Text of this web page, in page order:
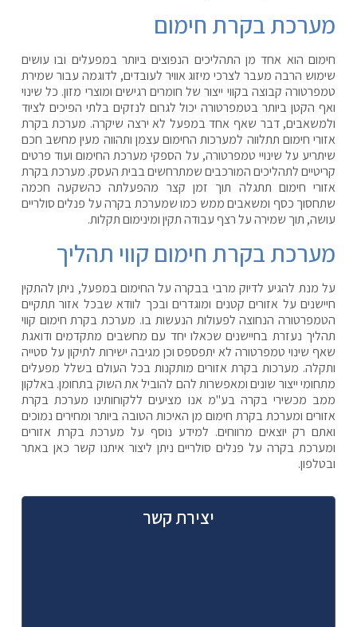
מערכת בקרת חימום
חימום הוא אחד מן התהליכים הנפוצים ביותר במפעלים ובו עושים
שימוש הרבה מעבר לצרכי מיזוג אוויר לעובדים, לדוגמה עבור שמירת
טמפרטורה קבוצה בקווי ייצור של חומרים רגישים ומוצרי מזון. כל שינוי
ואף הקטן ביותר בטמפרטורה יכול לגרום לנזקים בלתי הפיכים לציוד
ולמשאבים, דבר שאף אחד במפעל לא ירצה שיקרה. מערכת בקרת
אזורי חימום תתלווה למערכות החימום עצמן ותהווה מעין מחשב חכם
שיתריע על שינויי טמפרטורה, על הספקי מערכת החימום ועוד פרטים
קריטיים לתהליכים המורכבים שמתרחשים בבית העסק. מערכת בקרת
אזורי חימום תתגלה תוך זמן קצר מהפעלתה כהשקעה חכמה
שתחסוך כסף ומשאבים ממש כמו שמערכת בקרה על פנלים סולריים
עושה, תוך שמירה על רצף עבודה תקין ומינימום תקלות.
מערכת בקרת חימום קווי תהליך
על מנת להגיע לדיוק מרבי בבקרה על החימום במפעל, ניתן להתקין
חיישנים על אזורים קטנים ומוגדרים ובכך לוודא שבכל אזור תתקיים
הטמפרטורה הנחוצה לפעולות הנעשות בו. מערכת בקרת חימום קווי
תהליך נעזרת בחיישנים שכאלו יחד עם מחשבים מתקדמים ודואגת
שאף שינוי טמפרטורה לא יתפספס וכן מגיבה ישירות לתיקון על סטייה
ותקלה. מערכות בקרת אזורים מותקנות בכל העולם בשלל מפעלים
מתחומי ייצור שונים ומאפשרות להם להוביל את השוק בתחומן. באלקון
ממב מכשירי בקרה בע"מ אנו מציעים ללקוחותינו מערכת בקרת
אזורים ומערכת בקרת חימום מן האיכות הטובה ביותר ומחירים נמוכים
ואתם רק יוצאים מרווחים. למידע נוסף על מערכת בקרת אזורים
ומערכת בקרה על פנלים סולריים ניתן ליצור איתנו קשר כאן באתר
ובטלפון.
יצירת קשר